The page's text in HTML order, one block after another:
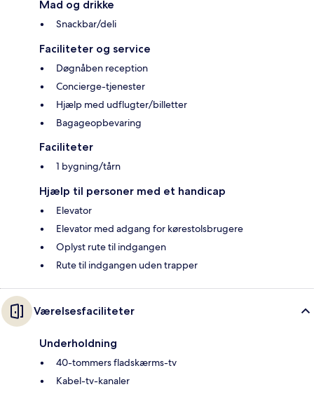
Mad og drikke
Snackbar/deli
Faciliteter og service
Døgnåben reception
Concierge-tjenester
Hjælp med udflugter/billetter
Bagageopbevaring
Faciliteter
1 bygning/tårn
Hjælp til personer med et handicap
Elevator
Elevator med adgang for kørestolsbrugere
Oplyst rute til indgangen
Rute til indgangen uden trapper
Værelsesfaciliteter
Underholdning
40-tommers fladskærms-tv
Kabel-tv-kanaler